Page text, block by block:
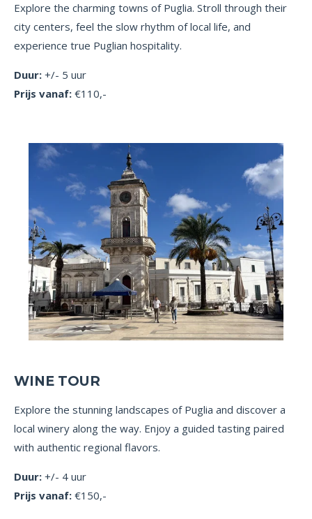
Explore the charming towns of Puglia. Stroll through their
city centers, feel the slow rhythm of local life, and
experience true Puglian hospitality.
Duur: +/- 5 uur
Prijs vanaf: €110,-
WINE TOUR
Explore the stunning landscapes of Puglia and discover a
local winery along the way. Enjoy a guided tasting paired
with authentic regional flavors.
Duur: +/- 4 uur
Prijs vanaf: €150,-